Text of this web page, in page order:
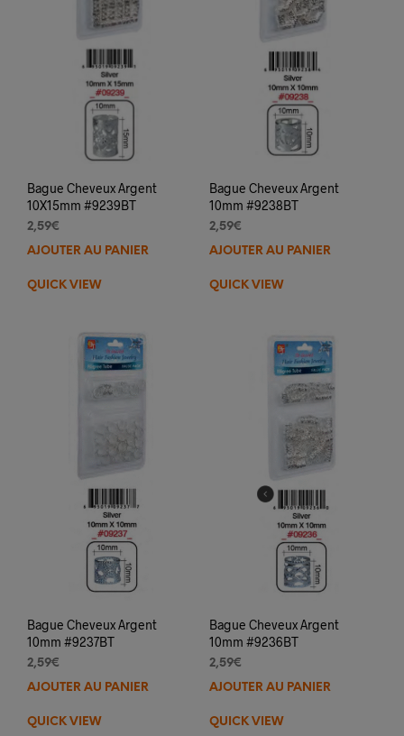
Bague Cheveux Argent
10X15mm #9239BT
2,59€
AJOUTER AU PANIER
QUICK VIEW
Bague Cheveux Argent
10mm #9238BT
2,59€
AJOUTER AU PANIER
QUICK VIEW
Bague Cheveux Argent
10mm #9237BT
2,59€
AJOUTER AU PANIER
QUICK VIEW
Bague Cheveux Argent
10mm #9236BT
2,59€
AJOUTER AU PANIER
QUICK VIEW